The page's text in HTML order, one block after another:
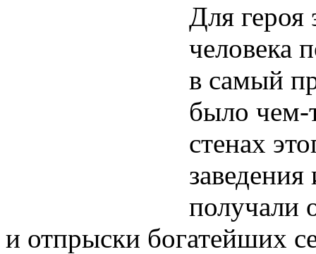
Для героя
человека
в самый
было чем-
стенах
получали
и отпрыски богатейших